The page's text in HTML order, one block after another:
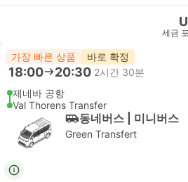
세금
가장 빠른 상품 바로 확정
18:00 20:30 2시간 30분
제네바 공항
Val Thorens Transfer
동네버스 | 미니버스
Green Transfert